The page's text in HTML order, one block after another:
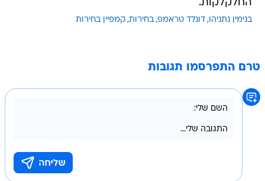
החלקלקות.
בנימין נתניהו דונלד טראמפ בחירות קמפיין בחירות
טרם התפרסמו תגובות